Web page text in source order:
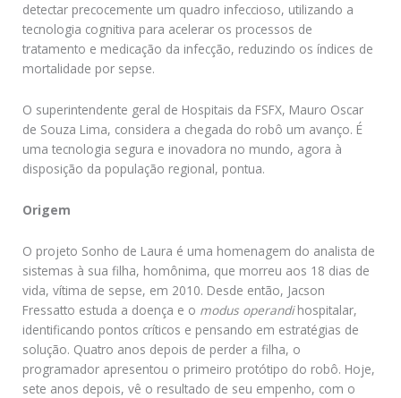
detectar precocemente um quadro infeccioso, utilizando a
tecnologia cognitiva para acelerar os processos de
tratamento e medicação da infecção, reduzindo os índices de
mortalidade por sepse.
O superintendente geral de Hospitais da FSFX, Mauro Oscar
de Souza Lima, considera a chegada do robô um avanço. É
uma tecnologia segura e inovadora no mundo, agora à
disposição da população regional, pontua.
Origem
O projeto Sonho de Laura é uma homenagem do analista de
sistemas à sua filha, homônima, que morreu aos 18 dias de
vida, vítima de sepse, em 2010. Desde então, Jacson
Fressatto estuda a doença e o modus operandihospitalar,
identificando pontos críticos e pensando em estratégias de
solução. Quatro anos depois de perder a filha, o
programador apresentou o primeiro protótipo do robô. Hoje,
sete anos depois, vê o resultado de seu empenho, com o